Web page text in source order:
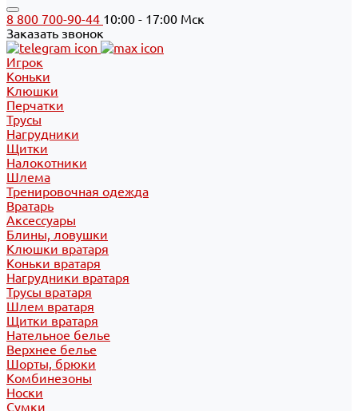
8 800 700-90-44 10:00 - 17:00 Мск
Заказать звонок
Игрок
Коньки
Клюшки
Перчатки
Трусы
Нагрудники
Щитки
Налокотники
Шлема
Тренировочная одежда
Вратарь
Аксессуары
Блины, ловушки
Клюшки вратаря
Коньки вратаря
Нагрудники вратаря
Трусы вратаря
Шлем вратаря
Щитки вратаря
Нательное белье
Верхнее белье
Шорты, брюки
Комбинезоны
Носки
Сумки